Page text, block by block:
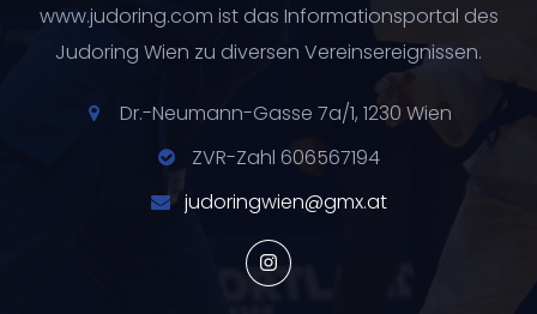
www.judoring.com ist das Informationsportal des
Judoring Wien zu diversen Vereinsereignissen.
Dr.-Neumann-Gasse 7a/1, 1230 Wien
ZVR-Zahl 606567194
judoringwien@gmx.at